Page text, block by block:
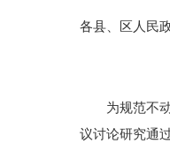
各县、区人民
为规范不动
议讨论研究通